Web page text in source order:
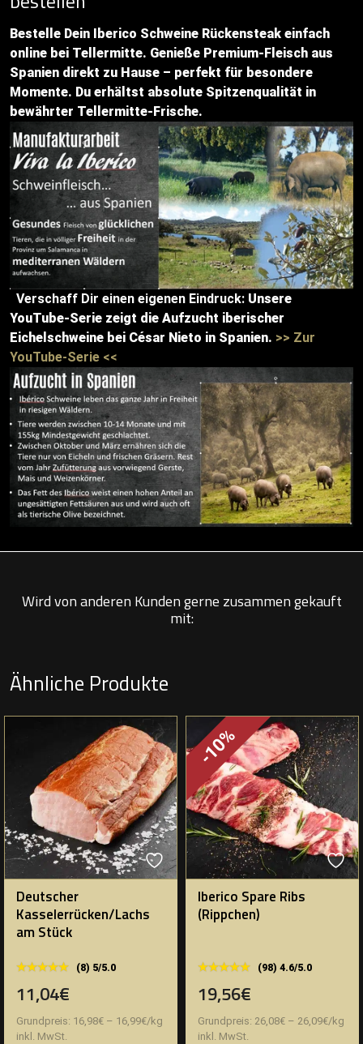
Bestelle Dein Iberico Schweine Rückensteak einfach
online bei Tellermitte. Genieße Premium-Fleisch aus
Spanien direkt zu Hause – perfekt für besondere
Momente. Du erhältst absolute Spitzenqualität in
bewährter Tellermitte-Frische.
Verschaff Dir einen eigenen Eindruck: Unsere
YouTube-Serie zeigt die Aufzucht iberischer
Eichelschweine bei César Nieto in Spanien. >> Zur
YouTube-Serie <<
Wird von anderen Kunden gerne zusammen gekauft
mit:
Ähnliche Produkte
Deutscher
Kasselerrücken/Lachs
am Stück
★★★★★
★★★★★ (8) 5/5.0
11,04€
Grundpreis: 16,98€ – 16,99€/kg
inkl. MwSt.
-10%
Iberico Spare Ribs
(Rippchen)
★★★★★
★★★★★ (98) 4.6/5.0
19,56€
Grundpreis: 26,08€ – 26,09€/kg
inkl. MwSt.